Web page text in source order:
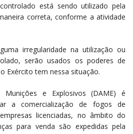
está sendo utilizado pela
correta, conforme a atividade
irregularidade na utilização ou
serão usados os poderes de
Exército tem nessa situação.
e Explosivos (DAME) é
a comercialização de fogos de
licenciadas, no âmbito do
para venda são expedidas pela